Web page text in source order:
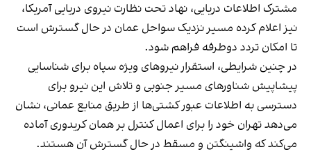
مشترک اطلاعات دریایی، نهاد تحت نظارت نیروی دریایی آمریکا،
نیز اعلام کرده مسیر نزدیک سواحل عمان در حال گسترش است
تا امکان تردد دوطرفه فراهم شود.
در چنین شرایطی، استقرار نیروهای ویژه سپاه برای شناسایی
پیشاپیش شناورهای مسیر جنوبی و تلاش این نیرو برای
دسترسی به اطلاعات عبور کشتی‌ها از طریق منابع عمانی، نشان
می‌دهد تهران خود را برای اعمال کنترل بر همان کریدوری آماده
می‌کند که واشینگتن و مسقط در حال گسترش آن هستند.